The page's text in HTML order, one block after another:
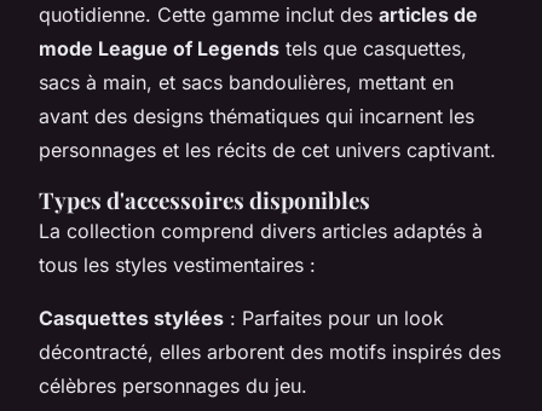
quotidienne. Cette gamme inclut des articles de
mode League of Legends tels que casquettes,
sacs à main, et sacs bandoulières, mettant en
avant des designs thématiques qui incarnent les
personnages et les récits de cet univers captivant.
Types d'accessoires disponibles
La collection comprend divers articles adaptés à
tous les styles vestimentaires :
Casquettes stylées : Parfaites pour un look
décontracté, elles arborent des motifs inspirés des
célèbres personnages du jeu.